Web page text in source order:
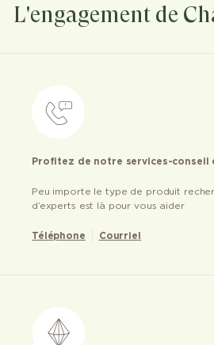
L'engagement de
Profitez de notre services-conseil
Peu importe le type de produit
d’experts est là pour vous aider
Téléphone Courriel